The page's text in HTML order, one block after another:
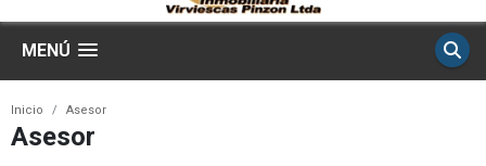
MENÚ
Inicio Asesor
Asesor